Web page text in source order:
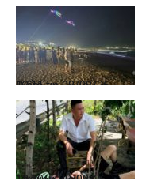
Điểm tin
08/08/26, 13:11
Thời sự
08/08/26, 13:10